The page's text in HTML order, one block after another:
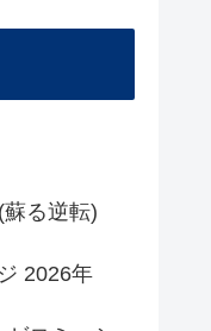
る逆転)
2026年